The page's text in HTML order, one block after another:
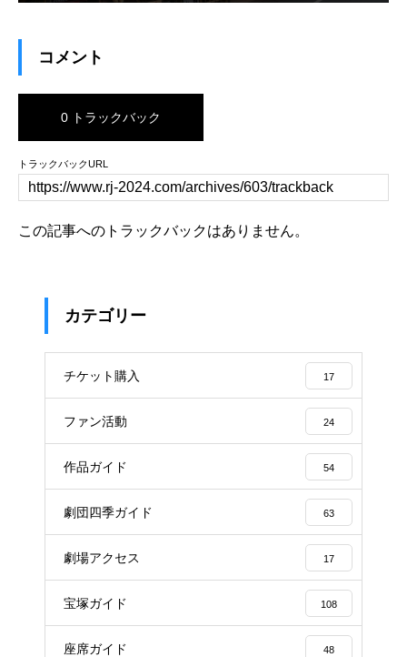
コメント
0 トラックバック
トラックバックURL
この記事へのトラックバックはありません。
カテゴリー
チケット購入 17
ファン活動 24
作品ガイド 54
劇団四季ガイド 63
劇場アクセス 17
宝塚ガイド 108
座席ガイド 48